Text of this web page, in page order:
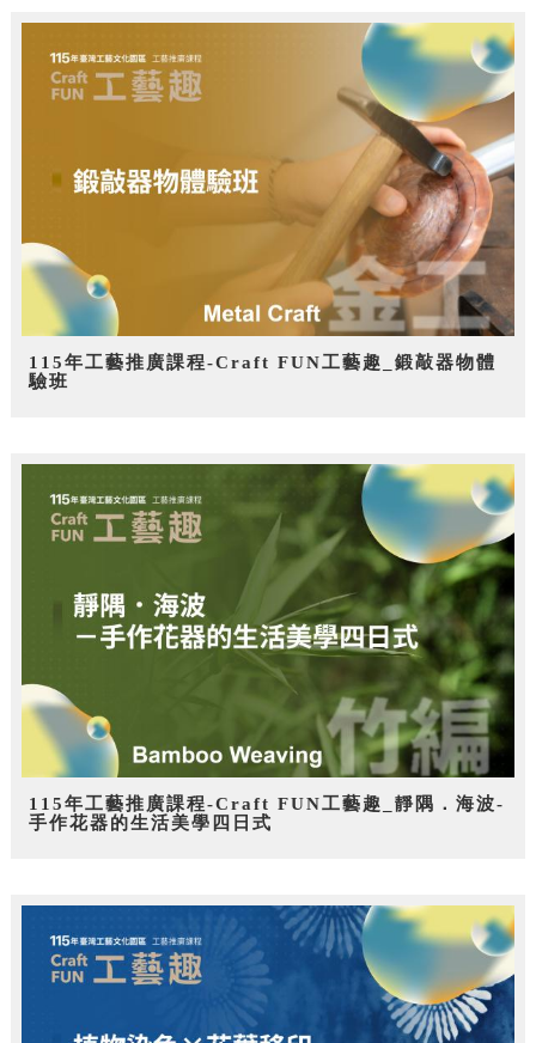
115年工藝推廣課程-Craft FUN工藝趣_鍛敲器物體
驗班
115年工藝推廣課程-Craft FUN工藝趣_靜隅．海波-
手作花器的生活美學四日式